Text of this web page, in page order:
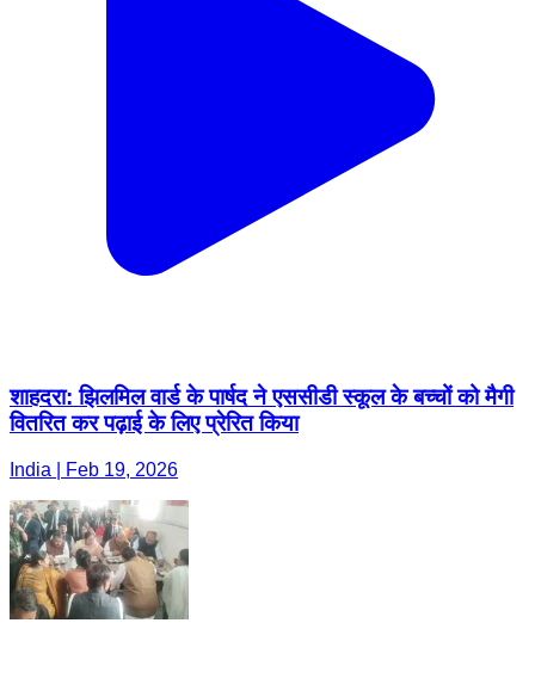
शाहदरा: झिलमिल वार्ड के पार्षद ने एससीडी स्कूल के बच्चों को मैगी
वितरित कर पढ़ाई के लिए प्रेरित किया
India | Feb 19, 2026